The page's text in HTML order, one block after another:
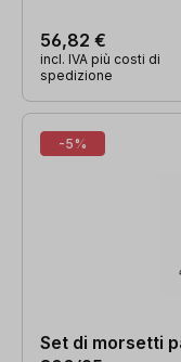
56,82 €
incl. IVA più costi di
spedizione
-5%
Set di morsetti